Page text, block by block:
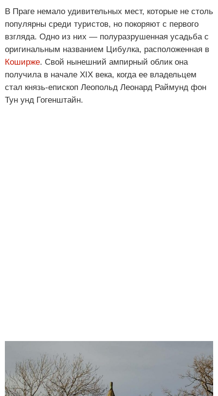
В Праге немало удивительных мест, которые не столь
популярны среди туристов, но покоряют с первого
взгляда. Одно из них — полуразрушенная усадьба с
оригинальным названием Цибулка, расположенная в
Коширже. Свой нынешний ампирный облик она
получила в начале XIX века, когда ее владельцем
стал князь-епископ Леопольд Леонард Раймунд фон
Тун унд Гогенштайн.